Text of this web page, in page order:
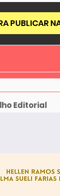
PUBLICAR
Editorial